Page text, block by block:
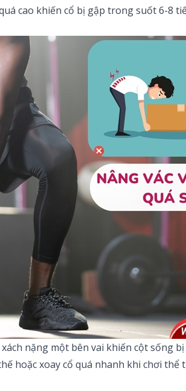
cao khiến cổ bị gập trong suốt 6-8
nặng một bên vai khiến cột
hoặc xoay cổ quá nhanh khi chơi